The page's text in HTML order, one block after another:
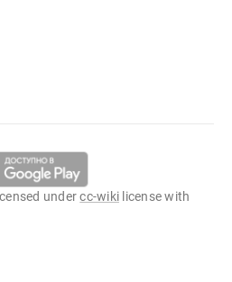
undercc-wiki license with